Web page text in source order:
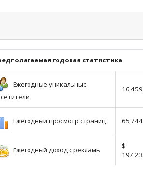
годовая статистика
Ежегодные уникальные
16,459
Ежегодный просмотр страниц 65,744
Ежегодный доход с рекламы
$
197.23